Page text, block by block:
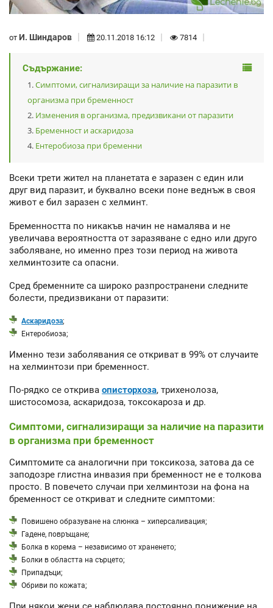
от И. Шиндаров 20.11.2018 16:12 7814
Съдържание:
Симптоми, сигнализиращи за наличие на паразити в
организма при бременност
Изменения в организма, предизвикани от паразити
Бременност и аскаридоза
Ентеробиоза при бременни
Всеки трети жител на планетата е заразен с един или
друг вид паразит, и буквално всеки поне веднъж в своя
живот е бил заразен с хелминт.
Бременността по никакъв начин не намалява и не
увеличава вероятността от заразяване с едно или друго
заболяване, но именно през този период на живота
хелминтозите са опасни.
Сред бременните са широко разпространени следните
болести, предизвикани от паразити:
Аскаридоза;
Ентеробиоза;
Именно тези заболявания се откриват в 99% от случаите
на хелминтози при бременност.
По-рядко се открива описторхоза, трихенолоза,
шистосомоза, аскаридоза, токсокароза и др.
Симптоми, сигнализиращи за наличие на паразити
в организма при бременност
Симптомите са аналогични при токсикоза, затова да се
заподозре глистна инвазия при бременност не е толкова
просто. В повечето случаи при хелминтози на фона на
бременност се откриват и следните симптоми:
Повишено образуване на слюнка – хиперсаливация;
Гадене, повръщане;
Болка в корема – независимо от храненето;
Болки в областта на сърцето;
Припадъци;
Обриви по кожата;